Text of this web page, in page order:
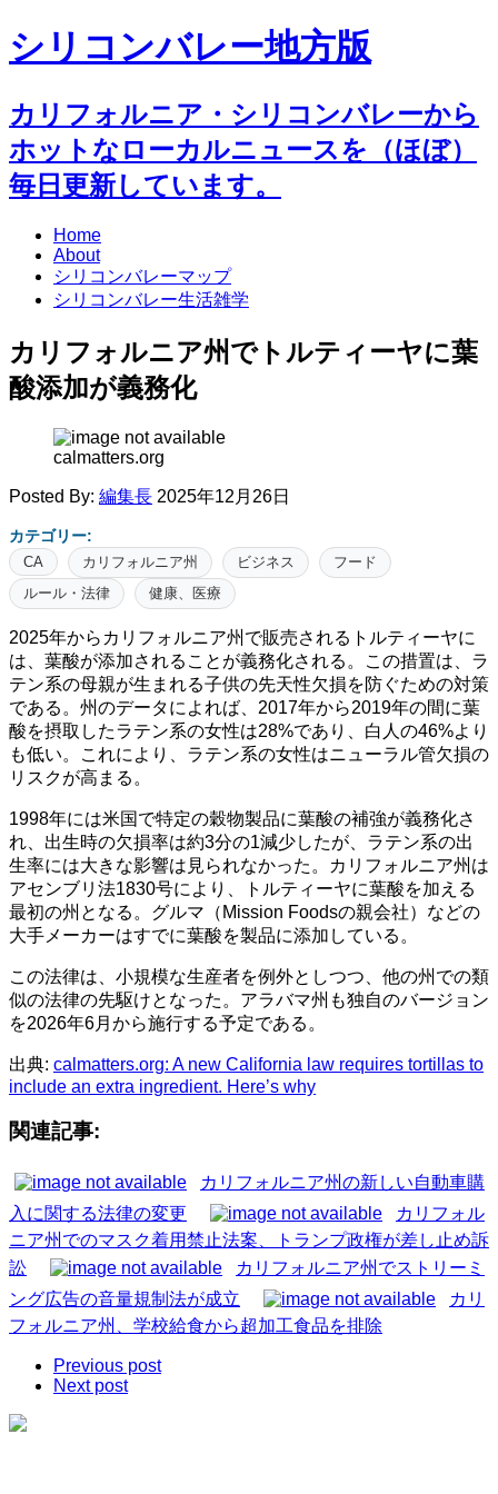
シリコンバレー地方版
カリフォルニア・シリコンバレーから
ホットなローカルニュースを（ほぼ）
毎日更新しています。
Home
About
シリコンバレーマップ
シリコンバレー生活雑学
カリフォルニア州でトルティーヤに葉
酸添加が義務化
calmatters.org
Posted By: 編集長 2025年12月26日
カテゴリー:
CA カリフォルニア州 ビジネス
フード
ルール・法律
健康、医療
2025年からカリフォルニア州で販売されるトルティーヤに
は、葉酸が添加されることが義務化される。この措置は、ラ
テン系の母親が生まれる子供の先天性欠損を防ぐための対策
である。州のデータによれば、2017年から2019年の間に葉
酸を摂取したラテン系の女性は28%であり、白人の46%より
も低い。これにより、ラテン系の女性はニューラル管欠損の
リスクが高まる。
1998年には米国で特定の穀物製品に葉酸の補強が義務化さ
れ、出生時の欠損率は約3分の1減少したが、ラテン系の出
生率には大きな影響は見られなかった。カリフォルニア州は
アセンブリ法1830号により、トルティーヤに葉酸を加える
最初の州となる。グルマ（Mission Foodsの親会社）などの
大手メーカーはすでに葉酸を製品に添加している。
この法律は、小規模な生産者を例外としつつ、他の州での類
似の法律の先駆けとなった。アラバマ州も独自のバージョン
を2026年6月から施行する予定である。
出典: calmatters.org: A new California law requires tortillas to
include an extra ingredient. Here’s why
関連記事:
カリフォルニア州の新しい自動車購
入に関する法律の変更
カリフォル
ニア州でのマスク着用禁止法案、トランプ政権が差し止め訴
訟
カリフォルニア州でストリーミ
ング広告の音量規制法が成立
カリ
フォルニア州、学校給食から超加工食品を排除
Previous post
Next post